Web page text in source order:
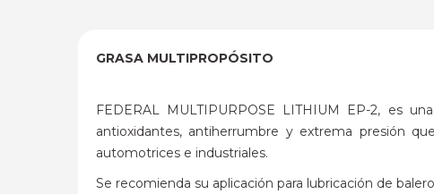
GRASA MULTIPROPÓSITO
FEDERAL MULTIPURPOSE LITHIUM EP-2, es
antioxidantes, antiherrumbre y extrema presión
automotrices e industriales.
Se recomienda su aplicación para lubricación de